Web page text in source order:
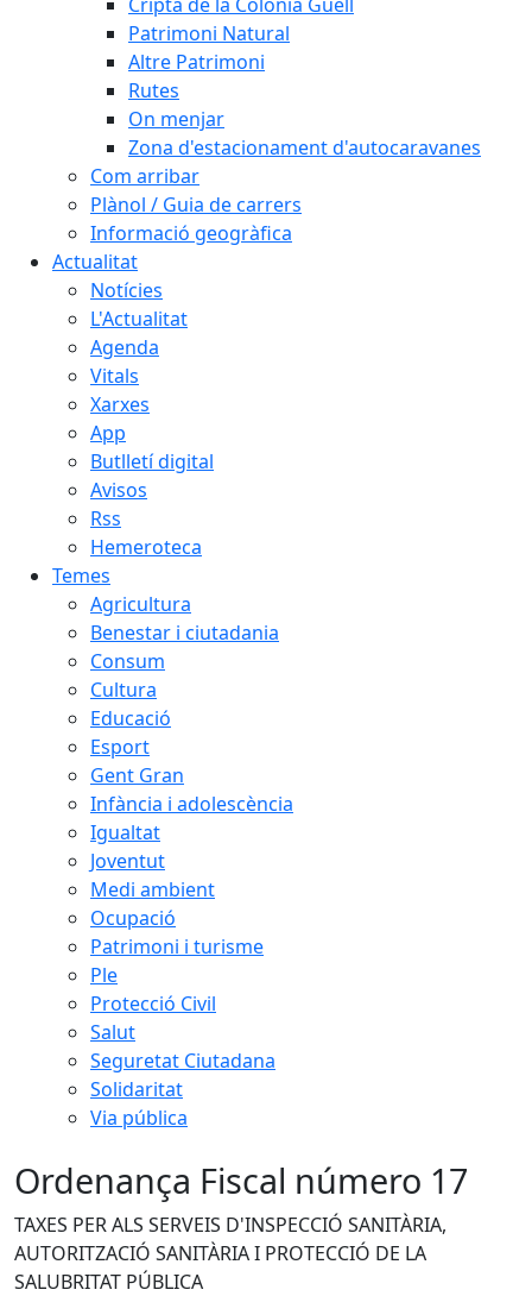
Patrimoni Natural
Altre Patrimoni
Rutes
On menjar
Zona d'estacionament d'autocaravanes
Com arribar
Plànol / Guia de carrers
Informació geogràfica
Actualitat
Notícies
L'Actualitat
Agenda
Vitals
Xarxes
App
Butlletí digital
Avisos
Rss
Hemeroteca
Temes
Agricultura
Benestar i ciutadania
Consum
Cultura
Educació
Esport
Gent Gran
Infància i adolescència
Igualtat
Joventut
Medi ambient
Ocupació
Patrimoni i turisme
Ple
Protecció Civil
Salut
Seguretat Ciutadana
Solidaritat
Via pública
Ordenança Fiscal número 17
TAXES PER ALS SERVEIS D'INSPECCIÓ SANITÀRIA,
AUTORITZACIÓ SANITÀRIA I PROTECCIÓ DE LA
SALUBRITAT PÚBLICA